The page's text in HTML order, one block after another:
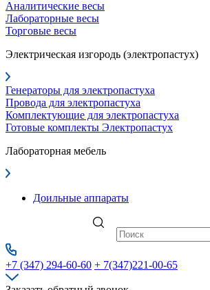
Аналитические весы
Лабораторные весы
Торговые весы
Электрическая изгородь (электропастух)
Генераторы для электропастуха
Провода для электропастуха
Комплектующие для электропастуха
Готовые комплекты Электропастух
Лабораторная мебель
Доильные аппараты
+7 (347) 294-60-60 + 7(347)221-00-65